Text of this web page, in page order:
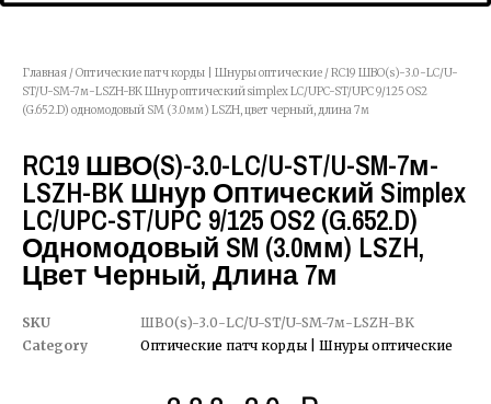
Главная /Оптические патч корды | Шнуры оптические / RC19 ШВО(s)-3.0-LC/U-
ST/U-SM-7м-LSZH-BK Шнур оптический simplex LC/UPC-ST/UPC 9/125 OS2
(G.652.D) одномодовый SM (3.0мм) LSZH, цвет черный, длина 7м
RC19 ШВО(s)-3.0-LC/U-ST/U-SM-7м-
LSZH-BK Шнур Оптический Simplex
LC/UPC-ST/UPC 9/125 OS2 (G.652.D)
Одномодовый SM (3.0мм) LSZH,
Цвет Черный, Длина 7м
SKU
ШВО(s)-3.0-LC/U-ST/U-SM-7м-LSZH-BK
Category
Оптические патч корды | Шнуры оптические